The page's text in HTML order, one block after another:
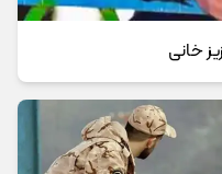
خانی